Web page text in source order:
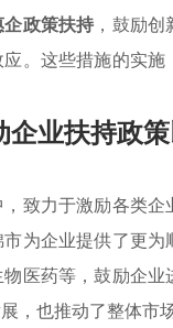
企政策扶持 ，鼓励
。这些措施的实
企业扶持政
致力于激励各类
为企业提供了更
医药等，鼓励企
，也推动了整体